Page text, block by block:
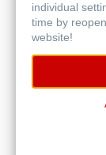
individual
time by
website!